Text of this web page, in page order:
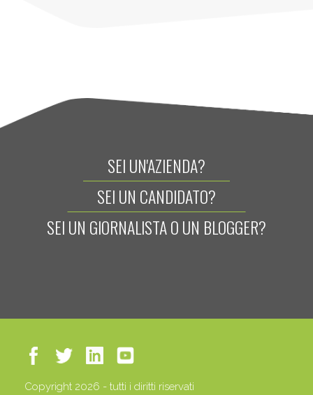
SEI UN'AZIENDA?
SEI UN CANDIDATO?
SEI UN GIORNALISTA O UN BLOGGER?
Copyright 2026 - tutti i diritti riservati